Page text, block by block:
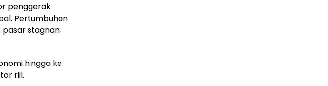
penggerak
Pertumbuhan
pasar stagnan,
hingga ke
riil.